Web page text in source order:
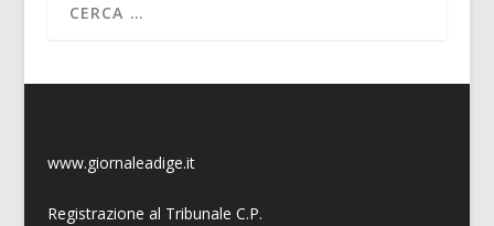
www.giornaleadige.it
Registrazione al Tribunale C.P.